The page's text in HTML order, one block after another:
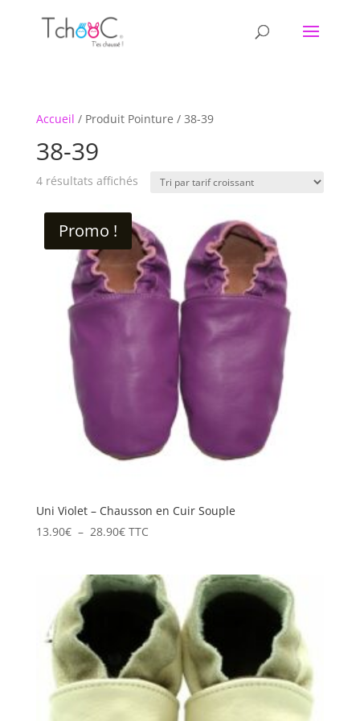
Accueil / Produit Pointure / 38-39
38-39
4 résultats affichésTrié
croissant
Promo !
Uni Violet – Chausson en Cuir Souple
13.90€ – 28.90€Plage
13.90€
28.90€
TTC